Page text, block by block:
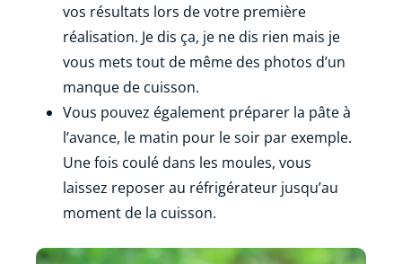
vos résultats lors de votre première
réalisation. Je dis ça, je ne dis rien mais je
vous mets tout de même des photos d’un
manque de cuisson.
Vous pouvez également préparer la pâte à
l’avance, le matin pour le soir par exemple.
Une fois coulé dans les moules, vous
laissez reposer au réfrigérateur jusqu’au
moment de la cuisson.